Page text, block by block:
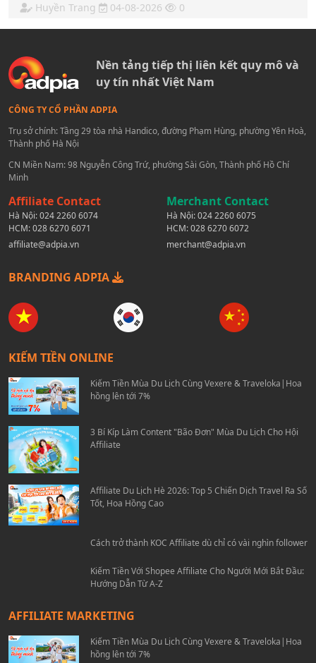
Huyền Trang 04-08-2026 0
Nền tảng tiếp thị liên kết quy mô và
uy tín nhất Việt Nam
CÔNG TY CỔ PHẦN ADPIA
Trụ sở chính: Tầng 29 tòa nhà Handico, đường Phạm Hùng, phường Yên Hoà,
Thành phố Hà Nội
CN Miền Nam: 98 Nguyễn Công Trứ, phường Sài Gòn, Thành phố Hồ Chí
Minh
Affiliate Contact
Hà Nội:024 2260 6074
HCM:028 6270 6071
affiliate@adpia.vn
Merchant Contact
Hà Nội:024 2260 6075
HCM:028 6270 6072
merchant@adpia.vn
BRANDING ADPIA
KIẾM TIỀN ONLINE
Kiếm Tiền Mùa Du Lịch Cùng Vexere & Traveloka|Hoa
hồng lên tới 7%
3 Bí Kíp Làm Content "Bão Đơn" Mùa Du Lịch Cho Hội
Affiliate
Affiliate Du Lịch Hè 2026: Top 5 Chiến Dịch Travel Ra Số
Tốt, Hoa Hồng Cao
Cách trở thành KOC Affiliate dù chỉ có vài nghìn follower
AFFILIATE MARKETING